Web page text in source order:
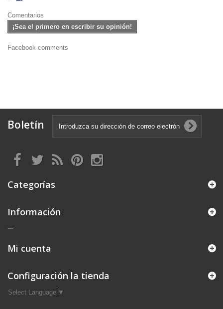
Comentarios
¡Sea el primero en escribir su opinión!
Facebook comments
Boletín
Categorías
Información
---
Mi cuenta
Configuración la tienda
Select Language ▼